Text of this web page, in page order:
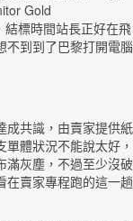
Gold
標時間站長正好在飛
不到到了巴黎打開電腦
成共識，由賣家提供紙
體狀況不能說太好，
滿灰塵，不過至少沒破
在賣家專程跑的這一趟